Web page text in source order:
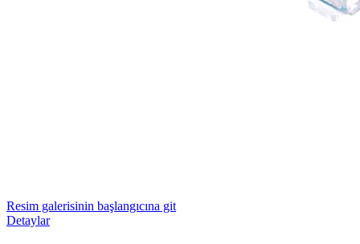
Resim galerisinin başlangıcına git
Detaylar